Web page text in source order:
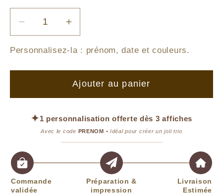
Réduire
quantité
La
maison
champignon
Augmenter
quantité
Affiche
Hérisson
La
maison
champignon
Personnalisez-la : prénom, date et couleurs.
Ajouter au panier
✦1 personnalisation offerte dès 3 affiches
Avec le code PRENOM • Idéal pour créer un joli trio
Commande
validée
Préparation &
impression
Livraison
Estimée